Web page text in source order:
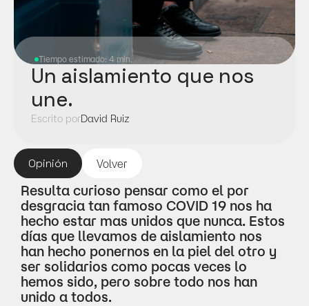
Opinión Volver
Resulta curioso pensar como el por
desgracia tan famoso COVID 19 nos ha
hecho estar mas unidos que nunca. Estos
días que llevamos de aislamiento nos
han hecho ponernos en la piel del otro y
ser solidarios como pocas veces lo
hemos sido, pero sobre todo nos han
unido a todos.
Tiempo estimado: 4 min.
Un aislamiento que nos
une.
Escrito porDavid Ruiz